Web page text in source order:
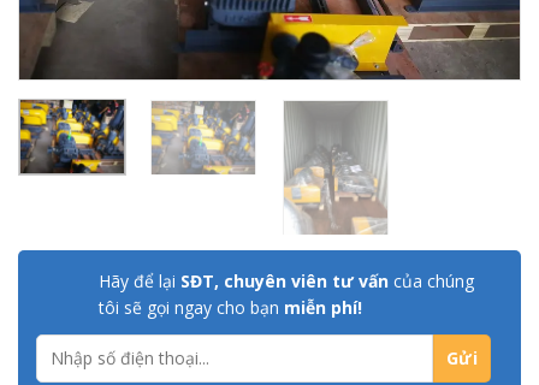
Hãy để lại SĐT, chuyên viên tư vấn của chúng
tôi sẽ gọi ngay cho bạn miễn phí!